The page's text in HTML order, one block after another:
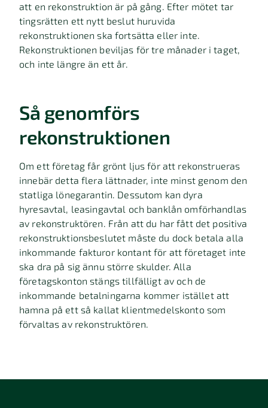
att en rekonstruktion är på gång. Efter mötet tar
tingsrätten ett nytt beslut huruvida
rekonstruktionen ska fortsätta eller inte.
Rekonstruktionen beviljas för tre månader i taget,
och inte längre än ett år.
Så genomförs
rekonstruktionen
Om ett företag får grönt ljus för att rekonstrueras
innebär detta flera lättnader, inte minst genom den
statliga lönegarantin. Dessutom kan dyra
hyresavtal, leasingavtal och banklån omförhandlas
av rekonstruktören. Från att du har fått det positiva
rekonstruktionsbeslutet måste du dock betala alla
inkommande fakturor kontant för att företaget inte
ska dra på sig ännu större skulder. Alla
företagskonton stängs tillfälligt av och de
inkommande betalningarna kommer istället att
hamna på ett så kallat klientmedelskonto som
förvaltas av rekonstruktören.